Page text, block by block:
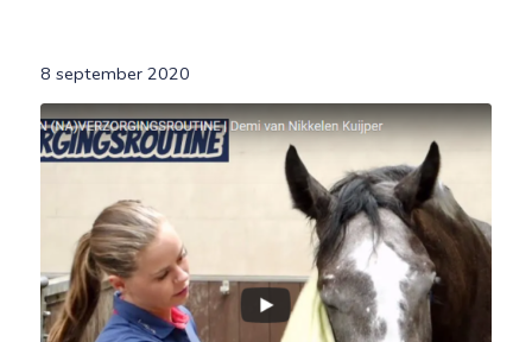
8 september 2020